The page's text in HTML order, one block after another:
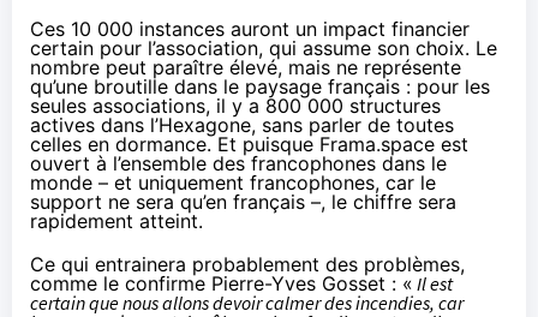
Ces 10 000 instances auront un impact financier
certain pour l’association, qui assume son choix. Le
nombre peut paraître élevé, mais ne représente
qu’une broutille dans le paysage français : pour les
seules associations, il y a 800 000 structures
actives dans l’Hexagone, sans parler de toutes
celles en dormance. Et puisque Frama.space est
ouvert à l’ensemble des francophones dans le
monde – et uniquement francophones, car le
support ne sera qu’en français –, le chiffre sera
rapidement atteint.
Ce qui entrainera probablement des problèmes,
comme le confirme Pierre-Yves Gosset : « Il est
certain que nous allons devoir calmer des incendies, car